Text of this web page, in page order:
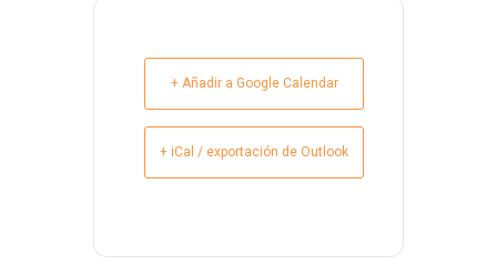
+ Añadir a Google Calendar
+ iCal / exportación de Outlook